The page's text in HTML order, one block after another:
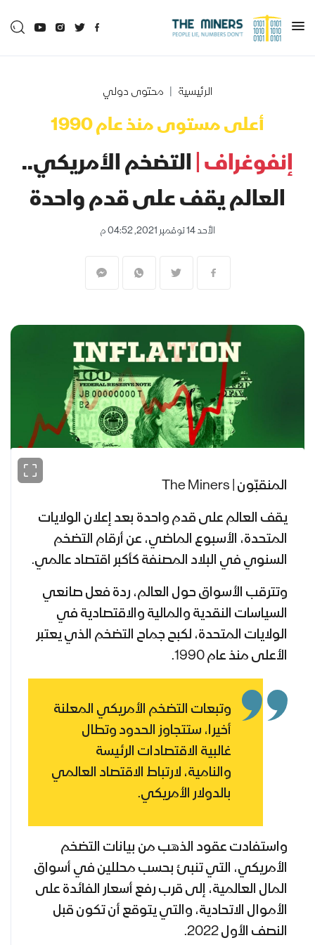
الرئيسية محتوى دولي
أعلى مستوى منذ عام 1990
إنفوغراف |التضخم الأمريكي..
العالم يقف على قدم واحدة
الأحد 14 نوفمبر 2021, 04:52 م
المنقبّون | The Miners
يقف العالم على قدم واحدة بعد إعلان الولايات
المتحدة، الأسبوع الماضي، عن أرقام التضخم
السنوي في البلاد المصنفة كأكبر اقتصاد عالمي.
وتترقب الأسواق حول العالم، ردة فعل صانعي
السياسات النقدية والمالية والاقتصادية في
الولايات المتحدة، لكبح جماح التضخم الذي يعتبر
الأعلى منذ عام 1990.
وتبعات التضخم الأمريكي المعلنة
أخيرا، ستتجاوز الحدود وتطال
غالبية الاقتصادات الرئيسة
والنامية، لارتباط الاقتصاد العالمي
بالدولار الأمريكي.
واستفادت عقود الذهب من بيانات التضخم
الأمريكي، التي تنبئ بحسب محللين في أسواق
المال العالمية، إلى قرب رفع أسعار الفائدة على
الأموال الاتحادية، والتي يتوقع أن تكون قبل
النصف الأول 2022.